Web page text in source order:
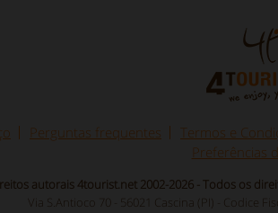
Perguntas frequentes Termos e
Preferências
autorais 4tourist.net 2002-2026 - Todos os
Via S.Antioco 70 - 56021 Cascina (PI) - Codice